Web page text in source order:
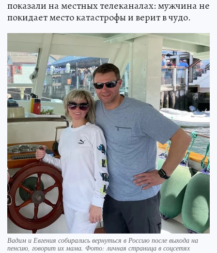
показали на местных телеканалах: мужчина не
покидает место катастрофы и верит в чудо.
Вадим и Евгения собирались вернуться в Россию после выхода на
пенсию, говорит их мама. Фото: личная страница в соцсетях